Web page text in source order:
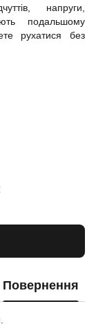
напруги,
подальшому
рухатися без
Повернення